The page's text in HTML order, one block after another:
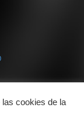
las cookies de la